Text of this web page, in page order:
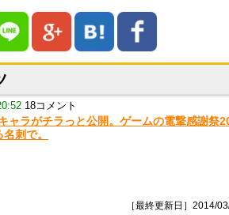
18コメント
ャラがチラっと公開。ゲームの電撃感謝祭
刺で。
［最終更新日］2014/